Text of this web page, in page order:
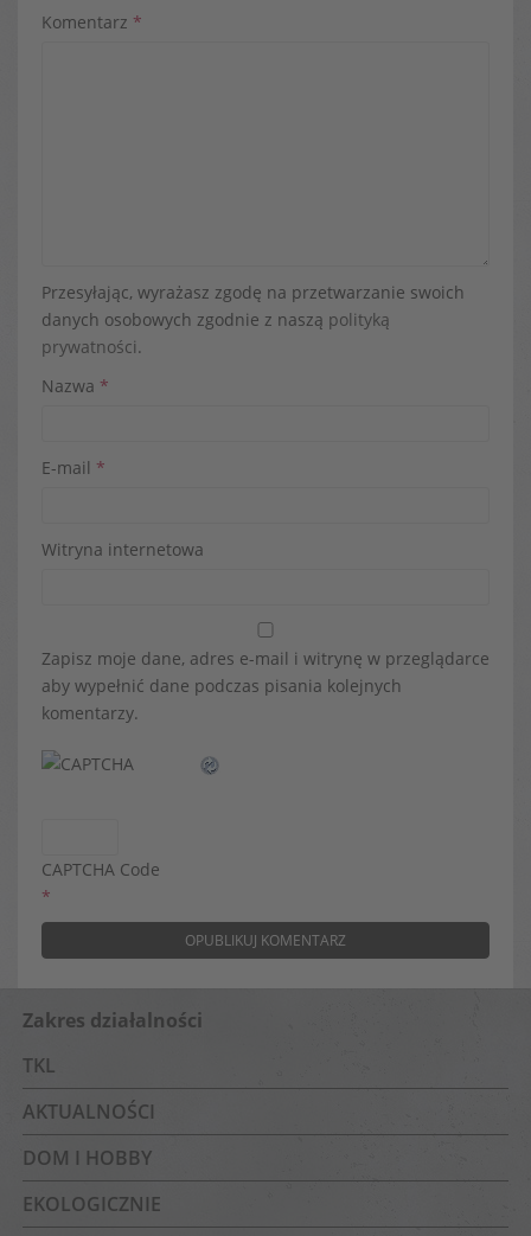
Komentarz *
Przesyłając, wyrażasz zgodę na przetwarzanie swoich
danych osobowych zgodnie z naszą polityką
prywatności.
Nazwa *
E-mail *
Witryna internetowa
Zapisz moje dane, adres e-mail i witrynę w przeglądarce
aby wypełnić dane podczas pisania kolejnych
komentarzy.
CAPTCHA Code
*
Zakres działalności
TKL
AKTUALNOŚCI
DOM I HOBBY
EKOLOGICZNIE